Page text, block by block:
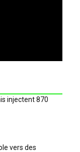
injectent 870
vers des